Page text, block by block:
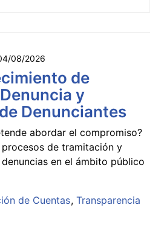
08/2026
de
y
Denunciantes
abordar el compromiso?
de tramitación y
en el ámbito público
de Cuentas Transparencia